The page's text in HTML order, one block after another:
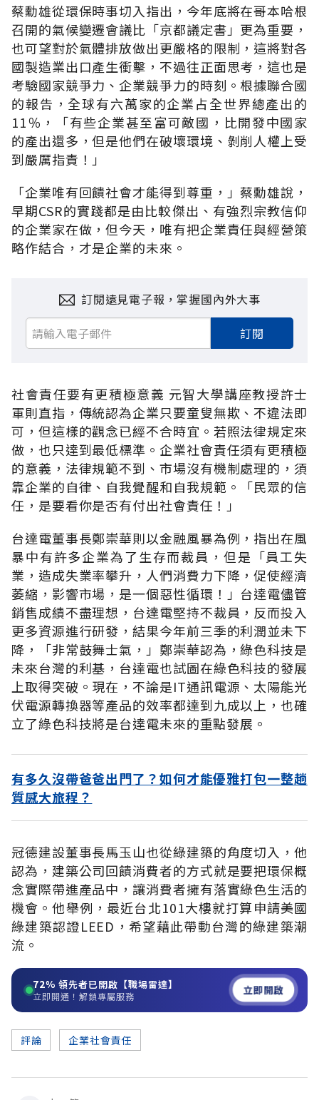
蔡勳雄從環保時事切入指出，今年底將在哥本哈根
召開的氣候變遷會議比「京都議定書」更為重要，
也可望對於氣體排放做出更嚴格的限制，這將對各
國製造業出口產生衝擊，不過往正面思考，這也是
考驗國家競爭力、企業競爭力的時刻。根據聯合國
的報告，全球有六萬家的企業占全世界總產出的
11％，「有些企業甚至富可敵國，比開發中國家
的產出還多，但是他們在破壞環境、剝削人權上受
到嚴厲指責！」
「企業唯有回饋社會才能得到尊重，」蔡勳雄說，
早期CSR的實踐都是由比較傑出、有強烈宗教信仰
的企業家在做，但今天，唯有把企業責任與經營策
略作結合，才是企業的未來。
訂閱遠見電子報，掌握國內外大事
訂閱
社會責任要有更積極意義 元智大學講座教授許士
軍則直指，傳統認為企業只要童叟無欺、不違法即
可，但這樣的觀念已經不合時宜。若照法律規定來
做，也只達到最低標準。企業社會責任須有更積極
的意義，法律規範不到、市場沒有機制處理的，須
靠企業的自律、自我覺醒和自我規範。「民眾的信
任，是要看你是否有付出社會責任！」
台達電董事長鄭崇華則以金融風暴為例，指出在風
暴中有許多企業為了生存而裁員，但是「員工失
業，造成失業率攀升，人們消費力下降，促使經濟
萎縮，影響市場，是一個惡性循環！」台達電儘管
銷售成績不盡理想，台達電堅持不裁員，反而投入
更多資源進行研發，結果今年前三季的利潤並未下
降，「非常鼓舞士氣，」鄭崇華認為，綠色科技是
未來台灣的利基，台達電也試圖在綠色科技的發展
上取得突破。現在，不論是IT通訊電源、太陽能光
伏電源轉換器等產品的效率都達到九成以上，也確
立了綠色科技將是台達電未來的重點發展。
有多久沒帶爸爸出門了？如何才能優雅打包一整趟
質感大旅程？
冠德建設董事長馬玉山也從綠建築的角度切入，他
認為，建築公司回饋消費者的方式就是要把環保概
念實際帶進產品中，讓消費者擁有落實綠色生活的
機會。他舉例，最近台北101大樓就打算申請美國
綠建築認證LEED，希望藉此帶動台灣的綠建築潮
流。
72% 領先者已開啟【職場雷達】
立即開通！解鎖專屬服務 立即開啟
評論 企業社會責任